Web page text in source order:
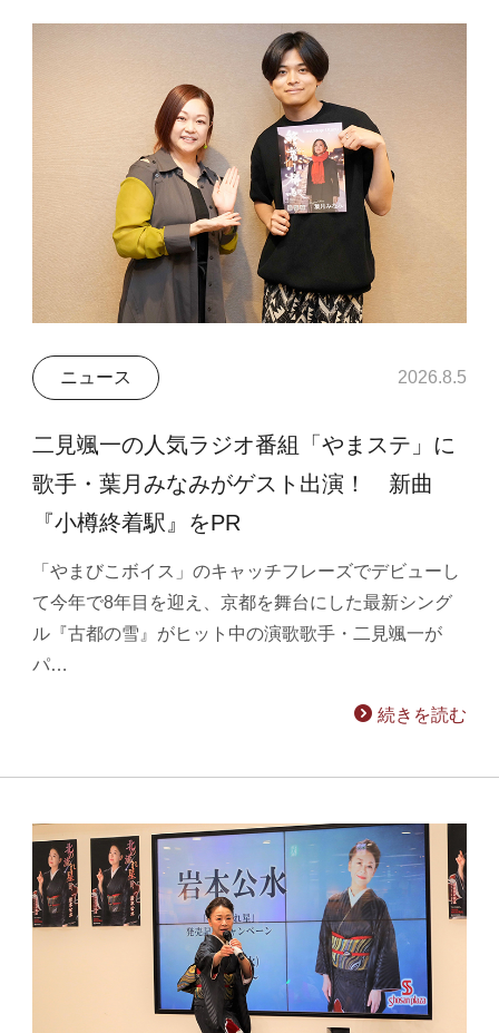
ニュース 2026.8.5
二見颯一の人気ラジオ番組「やまステ」に
歌手・葉月みなみがゲスト出演！ 新曲
『小樽終着駅』をPR
「やまびこボイス」のキャッチフレーズでデビューし
て今年で8年目を迎え、京都を舞台にした最新シング
ル『古都の雪』がヒット中の演歌歌手・二見颯一が
パ…
続きを読む